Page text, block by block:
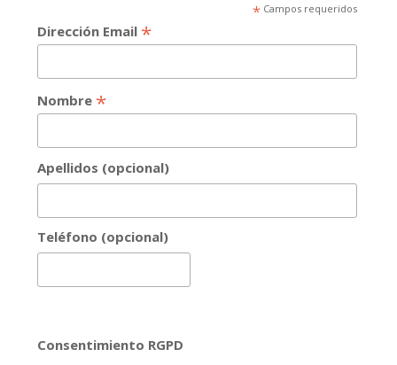
*Campos requeridos
Dirección Email *
Nombre *
Apellidos (opcional)
Teléfono (opcional)
Consentimiento RGPD